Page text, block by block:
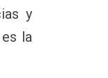
y
la